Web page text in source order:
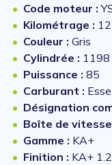
Code moteur :
Kilométrage :
Couleur : Gris
Cylindrée : 1198
Puissance : 85
Carburant :
Désignation
Boîte de
Gamme : KA+
Finition : KA+